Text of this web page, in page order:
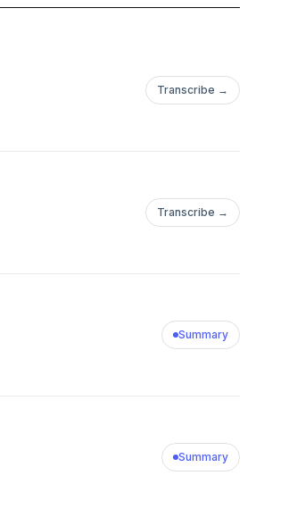
Transcribe →
Transcribe →
Summary
Summary